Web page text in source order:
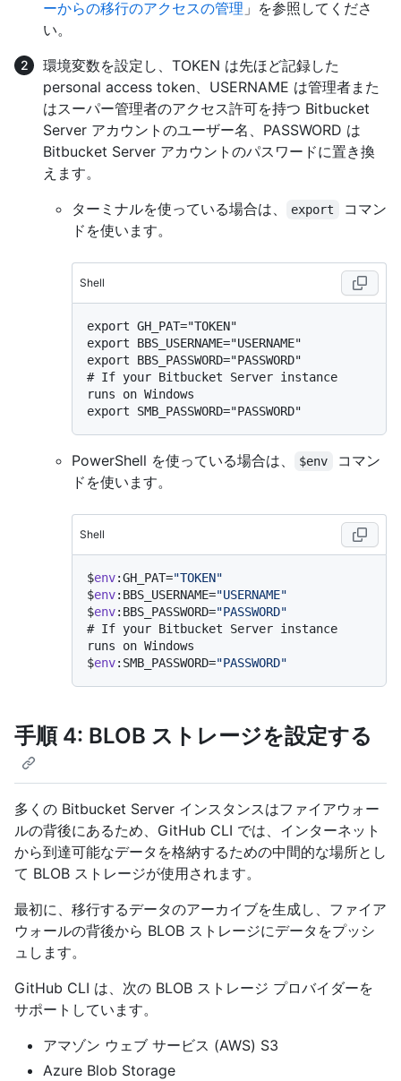
ーからの移行のアクセスの管理 」を参照してくださ
い。
環境変数を設定し、TOKEN は先ほど記録した
personal access token、USERNAME は管理者また
はスーパー管理者のアクセス許可を持つ Bitbucket
Server アカウントのユーザー名、PASSWORD は
Bitbucket Server アカウントのパスワードに置き換
えます。
ターミナルを使っている場合は、
export
コマン
ドを使います。
Shell
export GH_PAT="TOKEN"
export BBS_USERNAME="USERNAME"
# If your Bitbucket Server instance
runs on Windows
PowerShell を使っている場合は、 $env
コマン
ドを使います。
Shell
$env:GH_PAT="TOKEN"
$env:BBS_USERNAME="USERNAME"
$env:BBS_PASSWORD="PASSWORD"
# If your Bitbucket Server instance
runs on Windows
$env:SMB_PASSWORD="PASSWORD"
手順 4: BLOB ストレージを設定する
多くの Bitbucket Server インスタンスはファイアウォー
ルの背後にあるため、GitHub CLI では、インターネット
から到達可能なデータを格納するための中間的な場所とし
て BLOB ストレージが使用されます。
最初に、移行するデータのアーカイブを生成し、ファイア
ウォールの背後から BLOB ストレージにデータをプッシ
ュします。
GitHub CLI は、次の BLOB ストレージ プロバイダーを
サポートしています。
アマゾン ウェブ サービス (AWS) S3
Azure Blob Storage